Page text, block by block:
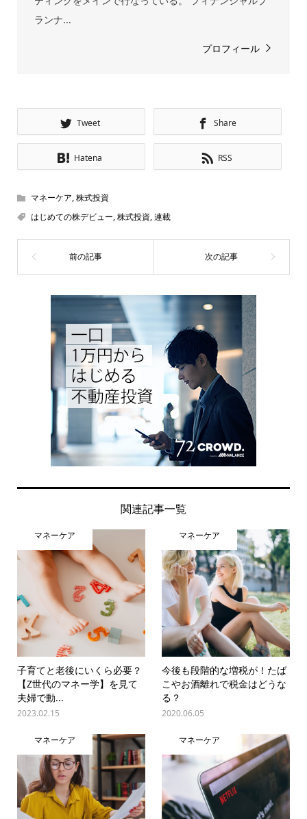
ランナ...
プロフィール
Tweet Share
Hatena RSS
マネーケア,株式投資
はじめての株デビュー,株式投資,連載
関連記事一覧
マネーケア
子育てと老後にいくら必要？
【Z世代のマネー学】を見て
夫婦で動...
2023.02.15
マネーケア
今後も段階的な増税が！たば
こやお酒離れで税金はどうな
る？
2020.06.05
マネーケア マネーケア